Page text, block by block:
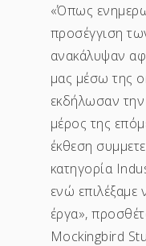
«Όπως
προσέγγιση
ανακάλυψαν
μας μέσω της
εκδήλωσαν
μέρος της
έκθεση
κατηγορία
ενώ επιλέξαμε
έργα»,
Mockingbird